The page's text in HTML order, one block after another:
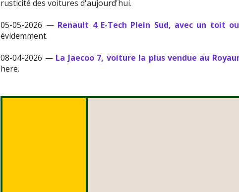
rusticité des voitures d'aujourd'hui.
05-05-2026 — Renault 4 E-Tech Plein Sud, avec un toit
évidemment.
08-04-2026 — La Jaecoo 7, voiture la plus vendue au
here.